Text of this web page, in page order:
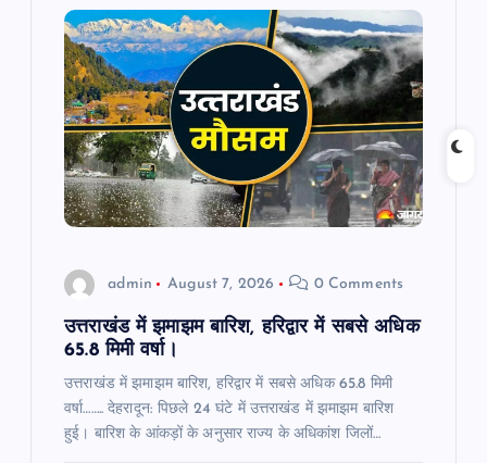
admin August 7, 2026 0 Comments
उत्तराखंड में झमाझम बारिश, हरिद्वार में सबसे अधिक
65.8 मिमी वर्षा।
उत्तराखंड में झमाझम बारिश, हरिद्वार में सबसे अधिक 65.8 मिमी
वर्षा…….. देहरादून: पिछले 24 घंटे में उत्तराखंड में झमाझम बारिश
हुई। बारिश के आंकड़ों के अनुसार राज्य के अधिकांश जिलों…